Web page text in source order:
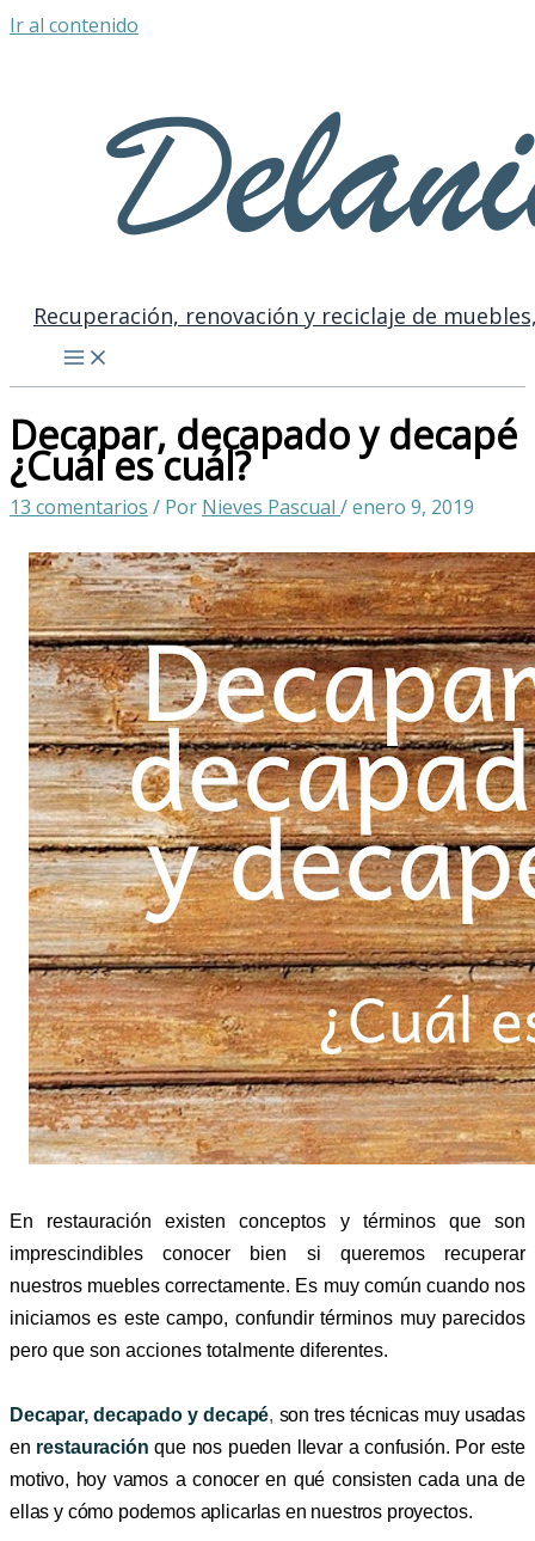
Ir al contenido
Recuperación, renovación y reciclaje de
Decapar, decapado y decapé
¿Cuál es cuál?
13 comentarios / Por Nieves Pascual /enero 9, 2019
En restauración existen conceptos y términos que son
imprescindibles conocer bien si queremos recuperar
nuestros muebles correctamente. Es muy común cuando nos
iniciamos es este campo, confundir términos muy parecidos
pero que son acciones totalmente diferentes.
Decapar, decapado y decapé, son tres técnicas muy usadas
en restauración que nos pueden llevar a confusión. Por este
motivo, hoy vamos a conocer en qué consisten cada una de
ellas y cómo podemos aplicarlas en nuestros proyectos.